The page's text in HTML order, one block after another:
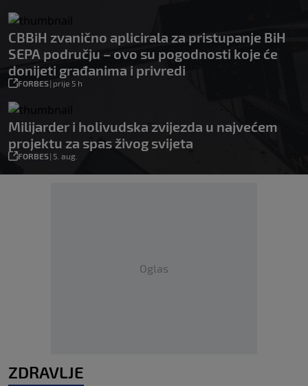
CBBiH zvanično aplicirala za pristupanje BiH
SEPA području – ovo su pogodnosti koje će
donijeti građanima i privredi
FORBES| prije 5 h
Milijarder i holivudska zvijezda u najvećem
projektu za spas živog svijeta
FORBES| 5. aug.
Oglas
ZDRAVLJE